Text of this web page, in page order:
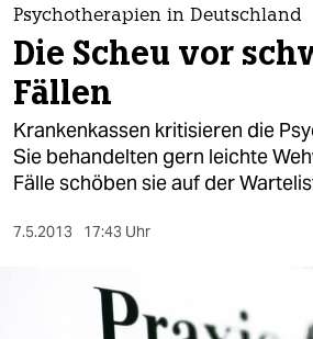
themen
politik
öko
gesellschaft
Psychotherapien in Deutschland
Die Scheu vor
Fällen
Krankenkassen kritisieren die
Sie behandelten gern leichte
Fälle schöben sie auf der
7.5.2013 17:43 Uhr